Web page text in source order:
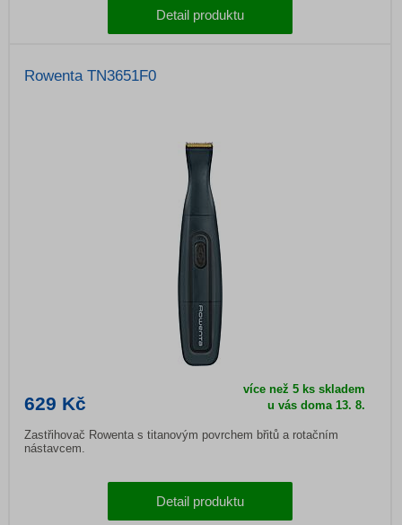
Detail produktu
Rowenta TN3651F0
629 Kč
více než 5 ks skladem
u vás doma 13. 8.
Zastřihovač Rowenta s titanovým povrchem břitů a rotačním
nástavcem.
Detail produktu